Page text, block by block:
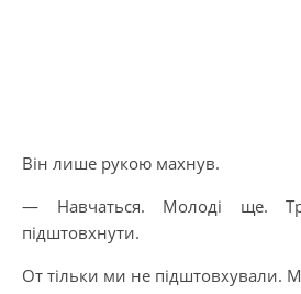
Він лише рукою махнув.
— Навчаться. Молоді ще.
підштовхнути.
От тільки ми не підштовхували.